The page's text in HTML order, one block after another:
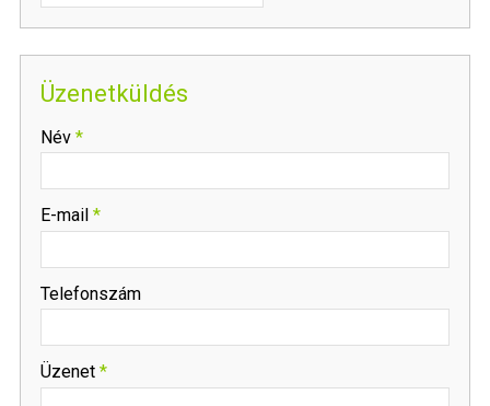
Üzenetküldés
-
Név *
E-mail *
Telefonszám
Üzenet *